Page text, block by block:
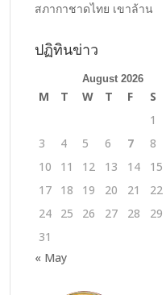
สภากาชาดไทย เขาล้าน
ปฏิทินข่าว
August 2026
M T W T F S
1
3
4 5 6 7 8
10
11 12 13 14 15
17
18 19 20 21 22
24
25 26 27 28 29
31
« May